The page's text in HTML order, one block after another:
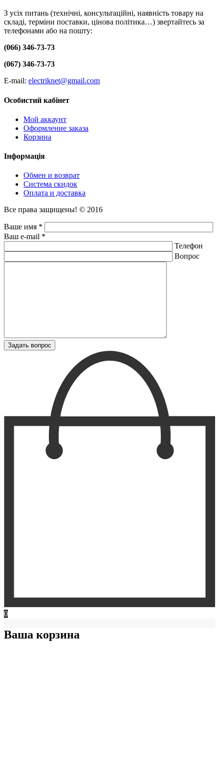
З усіх питань (технічні, консультаційні, наявність товару на
складі, терміни поставки, цінова політика…) звертайтесь за
телефонами або на пошту:
(066) 346-73-73
(067) 346-73-73
E-mail: electriknet@gmail.com
Особистий кабінет
Мой аккаунт
Оформление заказа
Корзина
Інформація
Обмен и возврат
Система скидок
Оплата и доставка
Все права защищены! © 2016
Ваше имя *
Ваш e-mail *
Телефон
Вопрос
0
Ваша корзина